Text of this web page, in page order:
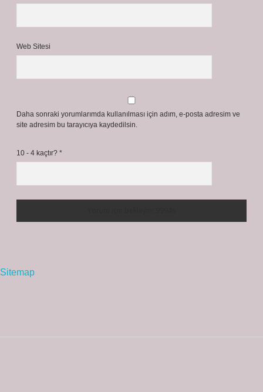
Web Sitesi
Daha sonraki yorumlarımda kullanılması için adım, e-posta adresim ve
site adresim bu tarayıcıya kaydedilsin.
10 - 4 kaçtır? *
Sitemap